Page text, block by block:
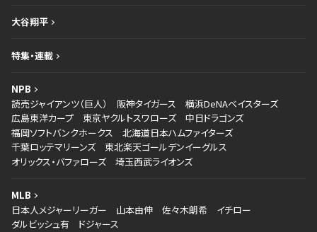
大谷翔平
特集・連載
NPB
読売ジャイアンツ（巨人）
阪神タイガース
横浜DeNAベイスターズ
広島東洋カープ
東京ヤクルトスワローズ
中日ドラゴンズ
福岡ソフトバンクホークス
北海道日本ハムファイターズ
千葉ロッテマリーンズ
東北楽天ゴールデンイーグルス
オリックス・バファローズ
埼玉西武ライオンズ
MLB
日本人メジャーリーガー
山本由伸 佐々木朗希
イチロー
ダルビッシュ有
ドジャース